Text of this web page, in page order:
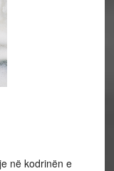
në kodrinën e